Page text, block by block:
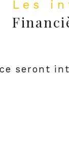
Les
seront